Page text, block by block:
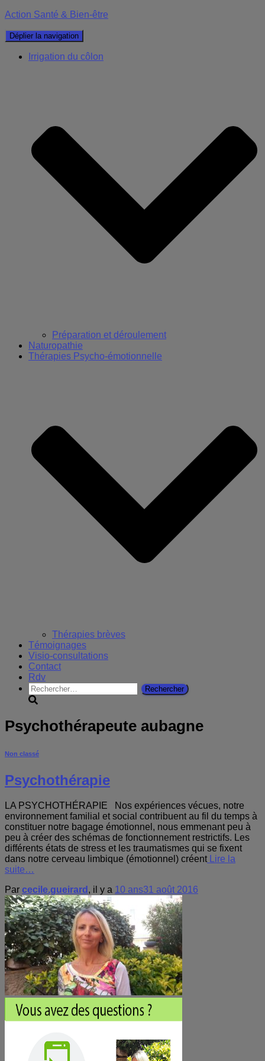
Action Santé & Bien-être
Déplier la navigation
Irrigation du côlon
Préparation et déroulement
Naturopathie
Thérapies Psycho-émotionnelle
Thérapies brèves
Témoignages
Visio-consultations
Contact
Rdv
Rechercher :
Psychothérapeute aubagne
Non classé
Psychothérapie
LA PSYCHOTHÉRAPIE Nos expériences vécues, notre
environnement familial et social contribuent au fil du temps à
constituer notre bagage émotionnel, nous emmenant peu à
peu à créer des schémas de fonctionnement restrictifs. Les
différents états de stress et les traumatismes qui se fixent
dans notre cerveau limbique (émotionnel) créent Lire la
suite…
Par cecile.gueirard , il y a 10 ans31 août 2016